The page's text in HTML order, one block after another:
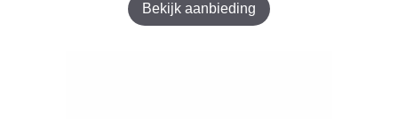
Bekijk aanbieding